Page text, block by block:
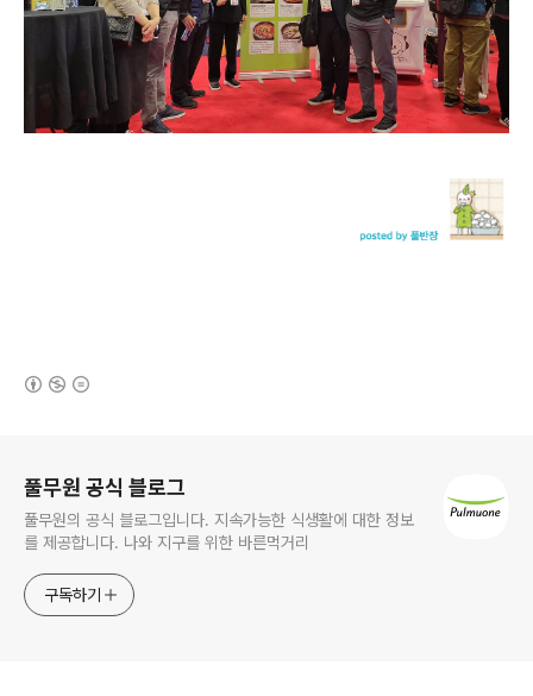
풀무원 공식 블로그
풀무원의 공식 블로그입니다. 지속가능한 식생활에 대한 정보
를 제공합니다. 나와 지구를 위한 바른먹거리
구독하기